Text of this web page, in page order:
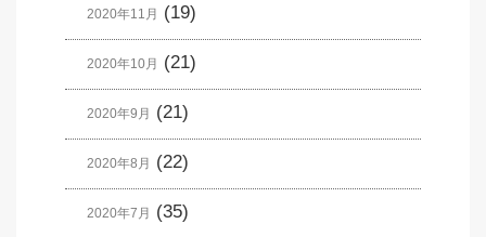
2020年11月 (19)
2020年10月 (21)
2020年9月 (21)
2020年8月 (22)
2020年7月 (35)